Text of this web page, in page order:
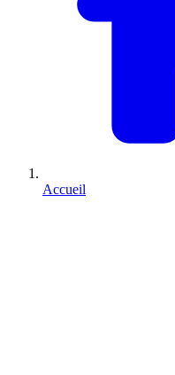
Accueil